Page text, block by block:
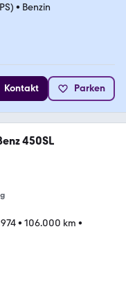
• Benzin
Kontakt Parken
450SL
• 106.000 km •